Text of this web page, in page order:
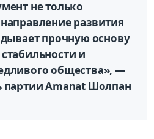
не только
развития
прочную основу
и
общества», —
партии Amanat Шолпан